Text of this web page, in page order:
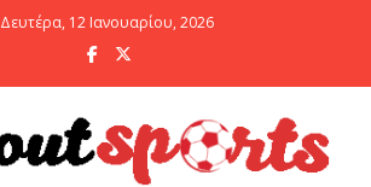
Δευτέρα, 12 Ιανουαρίου, 2026